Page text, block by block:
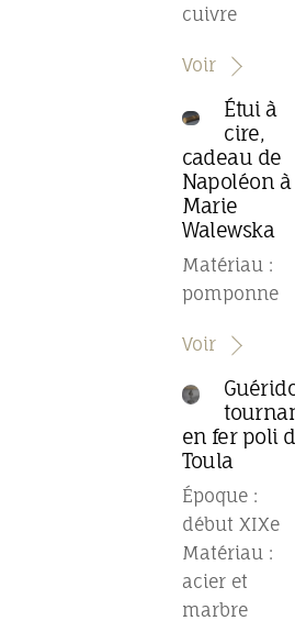
cuivre
Voir
Étui à
cire,
cadeau de
Napoléon à
Marie
Walewska
Matériau :
pomponne
Voir
en fer poli
Toula
Époque :
début XIXe
Matériau :
acier et
marbre